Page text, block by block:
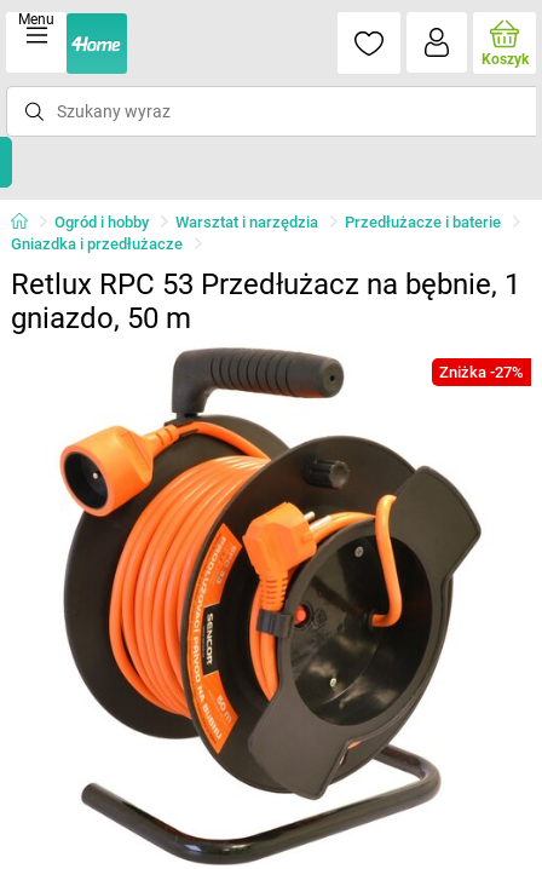
Menu
Koszyk
Ogród i hobby Warsztat i narzędzia
Przedłużacze i baterie
Gniazdka i przedłużacze
Retlux RPC 53 Przedłużacz na bębnie, 1
gniazdo, 50 m
Zniżka -27%